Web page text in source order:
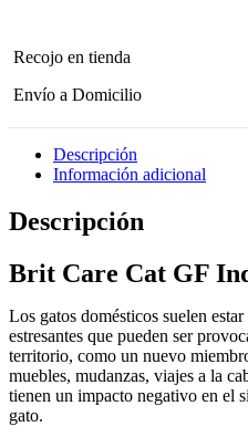
cantidad
Recojo en tienda
Envío a Domicilio
Descripción
Información adicional
Descripción
Brit Care Cat GF
Los gatos domésticos suelen
estresantes que pueden ser
territorio, como un nuevo
muebles, mudanzas, viajes a la
tienen un impacto negativo en el
gato.